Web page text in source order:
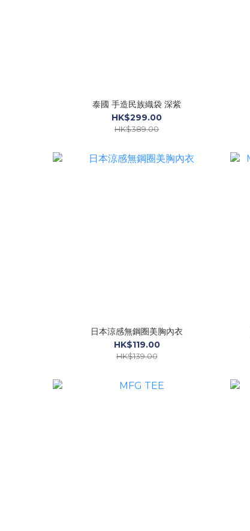
泰國 手造民族織袋 深紫
HK$299.00
HK$389.00
日本涼感無鋼圈美胸內衣
HK$119.00
HK$139.00